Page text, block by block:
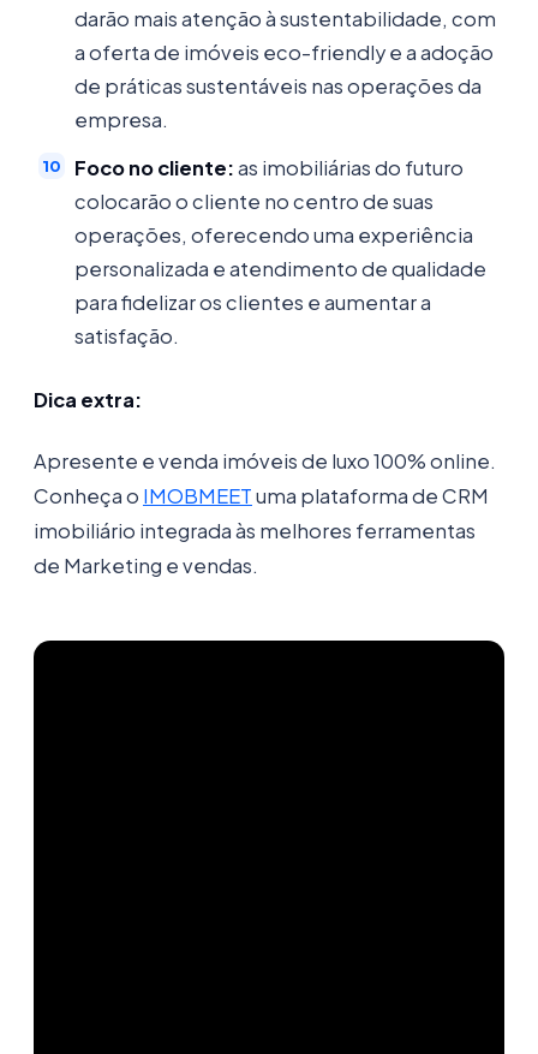
darão mais atenção à sustentabilidade, com
a oferta de imóveis eco-friendly e a adoção
de práticas sustentáveis nas operações da
empresa.
Foco no cliente:as imobiliárias do futuro
colocarão o cliente no centro de suas
operações, oferecendo uma experiência
personalizada e atendimento de qualidade
para fidelizar os clientes e aumentar a
satisfação.
Dica extra:
Apresente e venda imóveis de luxo 100% online.
Conheça o IMOBMEETuma plataforma de CRM
imobiliário integrada às melhores ferramentas
de Marketing e vendas.